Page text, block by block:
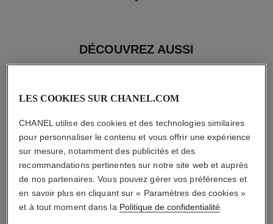
Conseils d'entretien Mode d'emploi
DÉCOUVREZ AUSSI
LES COOKIES SUR CHANEL.COM
CHANEL utilise des cookies et des technologies similaires
pour personnaliser le contenu et vous offrir une expérience
sur mesure, notamment des publicités et des
recommandations pertinentes sur notre site web et auprès
de nos partenaires. Vous pouvez gérer vos préférences et
en savoir plus en cliquant sur « Paramètres des cookies »
et à tout moment dans la Politique de confidentialité.